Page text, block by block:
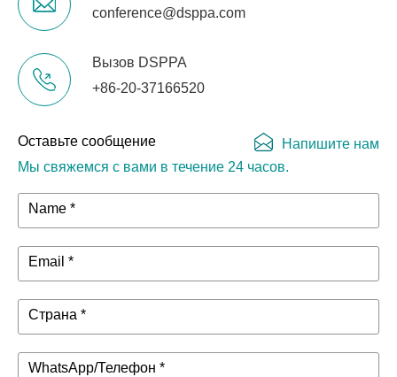
conference@dsppa.com
Вызов DSPPA
+86-20-37166520
Оставьте сообщение
Мы свяжемся с вами в течение 24 часов.
Напишите нам
Name *
Email *
Страна *
WhatsApp/Телефон *